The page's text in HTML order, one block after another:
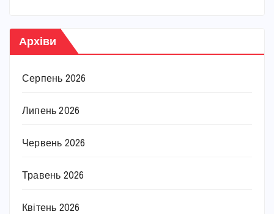
Архіви
Серпень 2026
Липень 2026
Червень 2026
Травень 2026
Квітень 2026